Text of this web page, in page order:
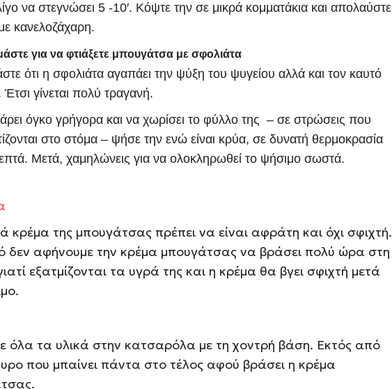
να στεγνώσει 5 -10′. Κόψτε την σε μικρά κομματάκια και απολαύστε
κανελοζάχαρη.
για να φτιάξετε μπουγάτσα με σφολιάτα
ότι η σφολιάτα αγαπάει την ψύξη του ψυγείου αλλά και τον καυτό
γίνεται πολύ τραγανή.
όγκο γρήγορα και να χωρίσει το φύλλο της – σε στρώσεις που
στο στόμα – ψήσε την ενώ είναι κρύα, σε δυνατή θερμοκρασία
Μετά, χαμηλώνεις για να ολοκληρωθεί το ψήσιμο σωστά.
κρέμα της μπουγάτσας πρέπει να είναι αφράτη και όχι σφιχτή.
δεν αφήνουμε την κρέμα μπουγάτσας να βράσει πολύ ώρα στη
εξατμίζονται τα υγρά της και η κρέμα θα βγει σφιχτή μετά
όλα τα υλικά στην κατσαρόλα με τη χοντρή βάση. Εκτός από
που μπαίνει πάντα στο τέλος αφού βράσει η κρέμα